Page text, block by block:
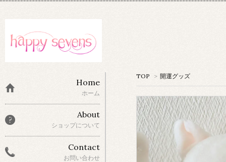
TOP > 開運グッズ
Home
ホーム
About
ショップについて
Contact
お問い合わせ